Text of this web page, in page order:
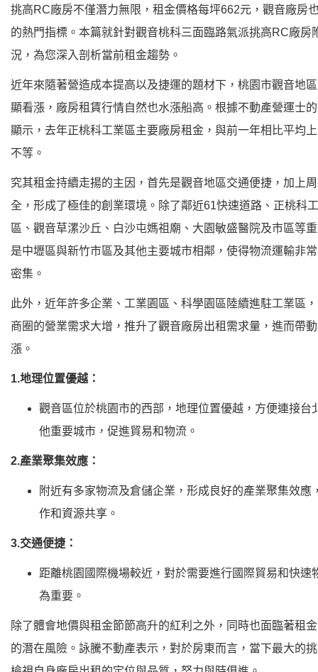
挑高RC廠房不僅潛力無限，租金價格每坪662元，觀音廠房
的熱門指標。本篇就針對觀音桃科三面臨路氣派挑高RC廠房
況，為您深入剖析當前租金趨勢。
近年來隨著營造成本提高以及捷運的題材下，桃園市觀音地
顯看漲，廠房租賃行情自然也水漲船高。根據不動產營運士
顯示，去年正桃科工業區主要廠房租金，與前一年相比平均
不等。
究其租金持續走揚的主因，首先是觀音地區交通便捷，加上
全，形成了極佳的創業環境。除了鄰近61快速道路、正桃科
區、觀音草漯沙丘、白沙屯媽祖廟、大園敏盛醫院及市區等
是中壢區與新竹市區及其他主要城市相鄰，使得物流運輸非
密集。
此外，近年許多企業、工業園區、科學園區陸續進駐工業區
商圈的營業需求大增，推升了觀音廠房出租需求量，進而帶
漲。
1.地理位置優越：
觀音區位於桃園市的西部，地理位置優越，方便連接台
他重要城市，促進貿易和物流。
2.產業聚集效應：
附近有多家物流及倉儲企業，形成良好的產業聚集效應
作和資源共享。
3.交通便捷：
距離桃園國際機場較近，對於需要進行國際貿易和快速
為重要。
除了體會地價與租金節節高升的紅利之外，同時也面臨著租
的潛在風險。詠騰不動產表示，對於房東而言，當下最大的